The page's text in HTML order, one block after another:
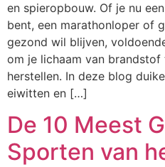
en spieropbouw. Of je nu
bent, een marathonloper of
gezond wil blijven,
om je lichaam van
herstellen. In deze blog
eiwitten en […]
De 10 Meest
Sporten van